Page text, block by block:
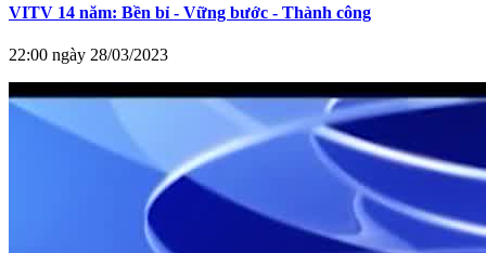
VITV 14 năm: Bền bỉ - Vững bước - Thành công
22:00 ngày 28/03/2023